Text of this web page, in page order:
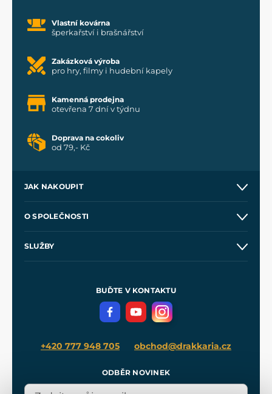
Vlastní kovárna
šperkařství i brašnářství
Zakázková výroba
pro hry, filmy i hudební kapely
Kamenná prodejna
otevřena 7 dní v týdnu
Doprava na cokoliv
od 79,- Kč
JAK NAKOUPIT
Velkoobchod
O SPOLEČNOSTI
SLUŽBY
Meče pro Kingdom Come
BUĎTE V KONTAKTU
+420 777 948 705 obchod@drakkaria.cz
ODBĚR NOVINEK